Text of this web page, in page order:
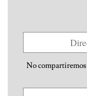
No compartiremos